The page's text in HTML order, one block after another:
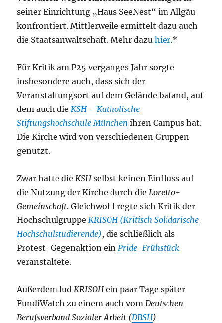
seiner Einrichtung „Haus SeeNest“ im Allgäu
konfrontiert. Mittlerweile ermittelt dazu auch
die Staatsanwaltschaft. Mehr dazuhier.*
Für Kritik am P25 verganges Jahr sorgte
insbesondere auch, dass sich der
Veranstaltungsort auf dem Gelände bafand, auf
dem auch die KSH – Katholische
Stiftungshochschule München ihren Campus hat.
Die Kirche wird von verschiedenen Gruppen
genutzt.
Zwar hatte die KSHselbst keinen Einfluss auf
die Nutzung der Kirche durch die Loretto-
Gemeinschaft. Gleichwohl regte sich Kritik der
Hochschulgruppe KRISOH (Kritisch Solidarische
Hochschulstudierende), die schließlich als
Protest-Gegenaktion ein Pride-Frühstück
veranstaltete.
Außerdem lud KRISOHein paar Tage später
FundiWatch zu einem auch vom Deutschen
Berufsverband Sozialer Arbeit (DBSH)